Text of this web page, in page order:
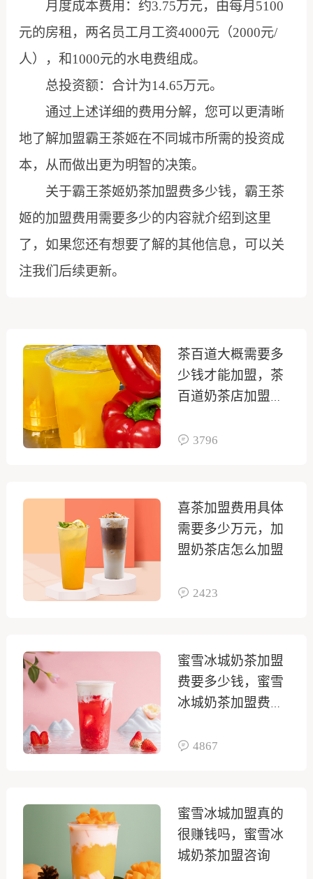
月度成本费用：约3.75万元，由每月5100
元的房租，两名员工月工资4000元（2000元/
人），和1000元的水电费组成。
总投资额：合计为14.65万元。
通过上述详细的费用分解，您可以更清晰
地了解加盟霸王茶姬在不同城市所需的投资成
本，从而做出更为明智的决策。
关于霸王茶姬奶茶加盟费多少钱，霸王茶
姬的加盟费用需要多少的内容就介绍到这里
了，如果您还有想要了解的其他信息，可以关
注我们后续更新。
茶百道大概需要多
少钱才能加盟，茶
百道奶茶店加盟明
3796
喜茶加盟费用具体
需要多少万元，加
盟奶茶店怎么加盟
2423
蜜雪冰城奶茶加盟
费要多少钱，蜜雪
冰城奶茶加盟费用
4867
蜜雪冰城加盟真的
很赚钱吗，蜜雪冰
城奶茶加盟咨询